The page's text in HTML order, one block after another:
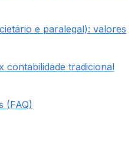
e paralegal): valores
contabilidade tradicional
(FAQ)